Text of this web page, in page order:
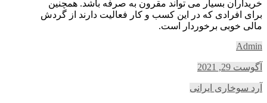
خریداران بسیار می‌ تواند مقرون به صرفه باشد. همچنین
برای افرادی که در این کسب و کار فعالیت دارند از گردش
مالی خوبی برخوردار است.
Admin
آگوست 29, 2021
آرد سوخاری ایرانی